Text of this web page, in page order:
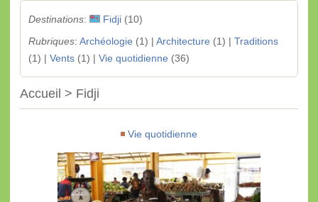
Destinations: Fidji(10)
Rubriques: Archéologie (1) | Architecture (1) | Traditions
(1) | Vents(1) | Vie quotidienne (36)
Accueil > Fidji
Vie quotidienne